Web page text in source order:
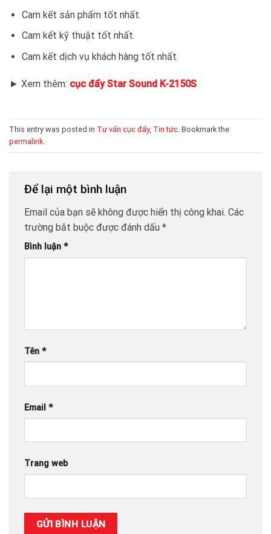
Cam kết sản phẩm tốt nhất.
Cam kết kỹ thuật tốt nhất.
Cam kết dịch vụ khách hàng tốt nhất.
► Xem thêm: cục đẩy Star Sound K-2150S
This entry was posted in Tư vấn cục đẩy, Tin tức . Bookmark the
permalink
Để lại một bình luận
Email của bạn sẽ không được hiển thị công khai. Các
trường bắt buộc được đánh dấu *
Bình luận *
Tên *
Email *
Trang web